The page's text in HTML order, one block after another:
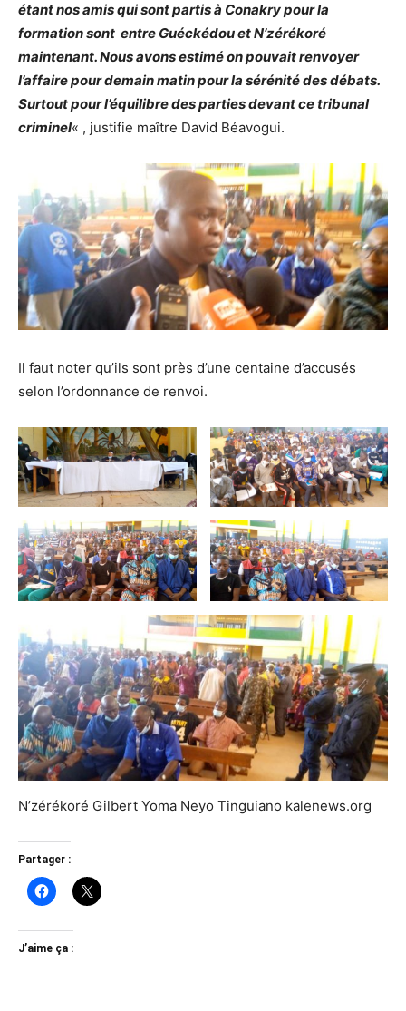
étant nos amis qui sont partis à Conakry pour la
formation sont entre Guéckédou et N’zérékoré
maintenant. Nous avons estimé on pouvait renvoyer
l’affaire pour demain matin pour la sérénité des débats.
Surtout pour l’équilibre des parties devant ce tribunal
criminel« , justifie maître David Béavogui.
Il faut noter qu’ils sont près d’une centaine d’accusés
selon l’ordonnance de renvoi.
N’zérékoré Gilbert Yoma Neyo Tinguiano kalenews.org
Partager :
J’aime ça :